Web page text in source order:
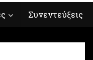
Συνεντεύξεις